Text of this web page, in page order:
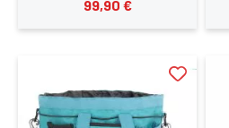
99,90 €